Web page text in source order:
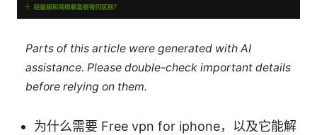
Parts of this article were generated with AI
assistance. Please double-check important details
before relying on them.
为什么需要 Free vpn for iphone，以及它能解